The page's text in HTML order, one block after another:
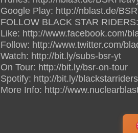
Google Play: http://nblast.de/
FOLLOW BLACK STAR RIDERS:
Like: http://www.facebook.com/
Follow: http://www.twitter.com/
Watch: http://bit.ly/subs-bsr-yt
On Tour: http://bit.ly/bsr-on-tour
Spotify: http://bit.ly/
More Info: http://